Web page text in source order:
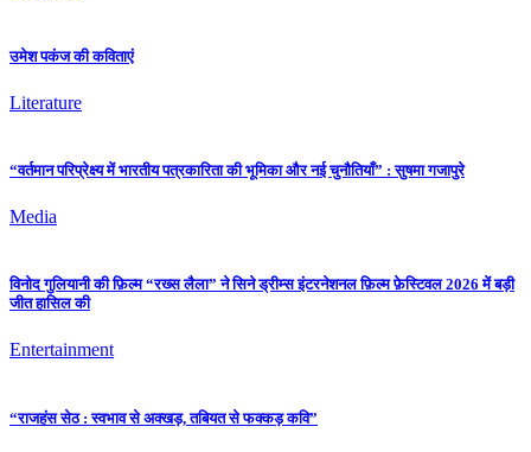
उमेश पकंज की कविताएं
Literature
“वर्तमान परिप्रेक्ष्य में भारतीय पत्रकारिता की भूमिका और नई चुनौतियाँ” : सुषमा गजापुरे
Media
विनोद गुलियानी की फ़िल्म “रख्स लैला” ने सिने ड्रीम्स इंटरनेशनल फ़िल्म फ़ेस्टिवल 2026 में बड़ी
जीत हासिल की
Entertainment
“राजहंस सेठ : स्वभाव से अक्खड़, तबियत से फक्कड़ कवि”